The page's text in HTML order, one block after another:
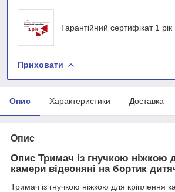
Гарантійний сертифікат 1 рік
Приховати
Опис Характеристики Доставка
Опис
Опис Тримач із гнучкою ніжкою
камери відеоняні на бортик
Тримач із гнучкою ніжкою для кріплення